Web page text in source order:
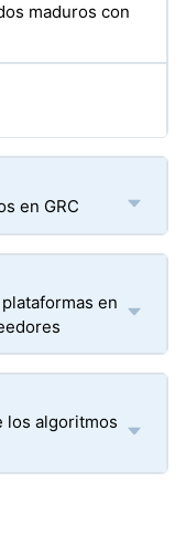
maduros con
en GRC
en
los algoritmos